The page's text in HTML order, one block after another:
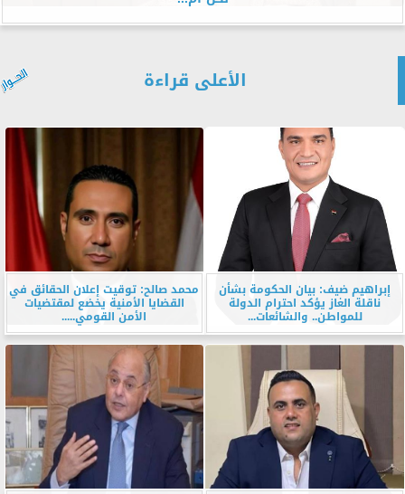
الأعلى قراءة
إبراهيم ضيف: بيان الحكومة بشأن
ناقلة الغاز يؤكد احترام الدولة
للمواطن.. والشائعات...
محمد صالح: توقيت إعلان الحقائق في
القضايا الأمنية يخضع لمقتضيات
الأمن القومي.....